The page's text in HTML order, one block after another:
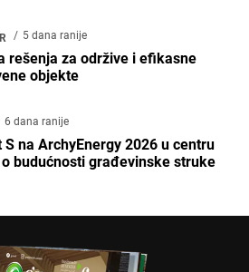
5 dana ranije
rešenja za održive i efikasne
objekte
6 dana ranije
S na ArchyEnergy 2026 u centru
budućnosti građevinske struke